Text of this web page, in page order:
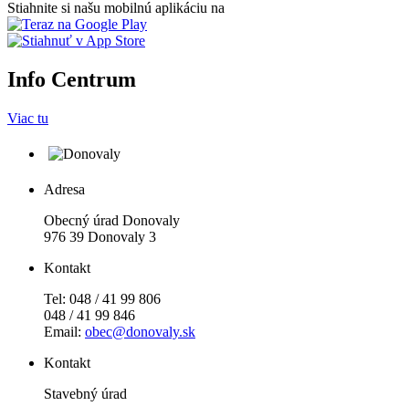
Stiahnite si našu mobilnú aplikáciu na
Info Centrum
Viac tu
Adresa
Obecný úrad Donovaly
976 39 Donovaly 3
Kontakt
Tel: 048 / 41 99 806
048 / 41 99 846
Email: obec@donovaly.sk
Kontakt
Stavebný úrad